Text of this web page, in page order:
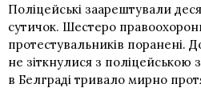
Поліцейські заарештували
сутичок. Шестеро
протестувальників поранені.
не зіткнулися з поліцейською
в Белграді тривало мирно